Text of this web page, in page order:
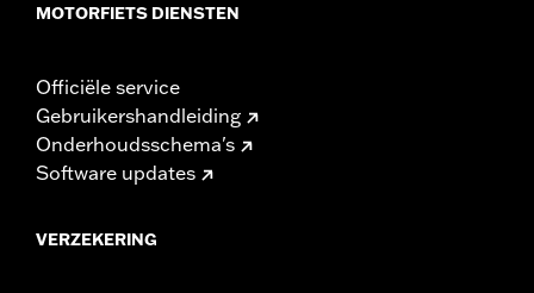
MOTORFIETS DIENSTEN
Officiële service
Gebruikershandleiding
Onderhoudsschema's
Software updates
VERZEKERING